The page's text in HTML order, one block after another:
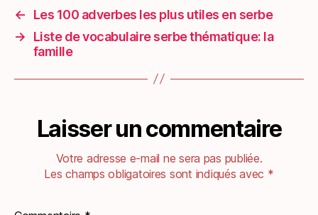
←
Les 100 adverbes les plus utiles en serbe
→
Liste de vocabulaire serbe thématique: la
famille
Laisser un commentaire
Votre adresse e-mail ne sera pas publiée.
Les champs obligatoires sont indiqués avec *